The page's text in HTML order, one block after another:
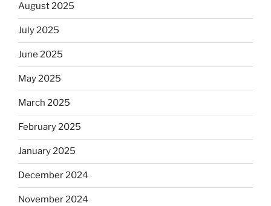
August 2025
July 2025
June 2025
May 2025
March 2025
February 2025
January 2025
December 2024
November 2024